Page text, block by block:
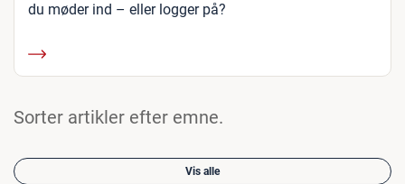
du møder ind – eller logger på?
Sorter artikler efter emne.
Vis alle